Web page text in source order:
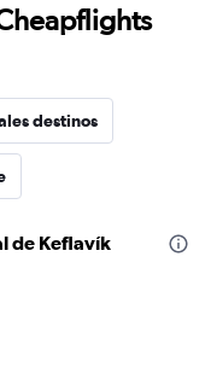
destinos
de Keflavík